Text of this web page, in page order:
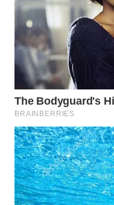
BORNEO
Wahana
Media
Group
WAHANA
NEWS
WAHANA
TANI
WAHANA
ADVOKAT